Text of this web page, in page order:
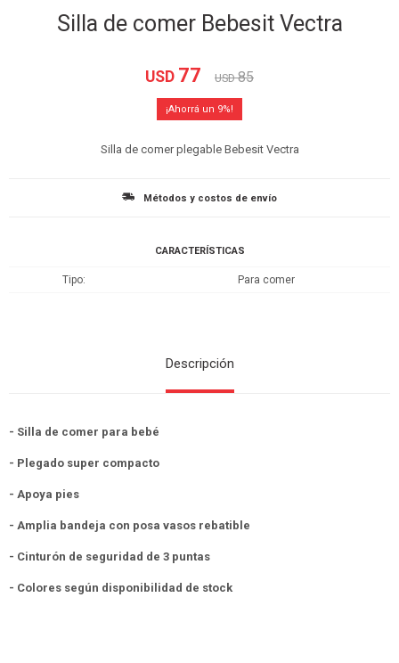
Silla de comer Bebesit Vectra
USD 77 USD 85
9
Silla de comer plegable Bebesit Vectra
Métodos y costos de envío
CARACTERÍSTICAS
Tipo Para comer
Descripción
- Silla de comer para bebé
- Plegado super compacto
- Apoya pies
- Amplia bandeja con posa vasos rebatible
- Cinturón de seguridad de 3 puntas
- Colores según disponibilidad de stock